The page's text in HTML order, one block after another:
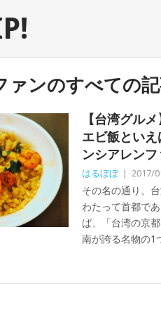
ァンのすべての
【台湾グル
エビ飯とい
ンシアレンフ
はるぼぼ 2017/
その名の通り、
わたって首都で
ば、「台湾の京
南が誇る名物の1